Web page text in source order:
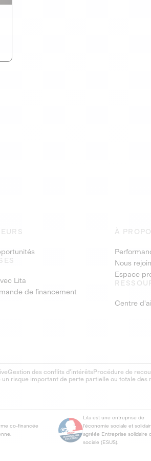
Lita
de financement
À
Nous
Espace
Centre
Gestion des conflits d’intérêtsProcédure de
risque important de perte partielle ou totale des
co-financée
Lita est une entreprise de
l'économie sociale et
agréée Entreprise solidaire
sociale (ESUS).